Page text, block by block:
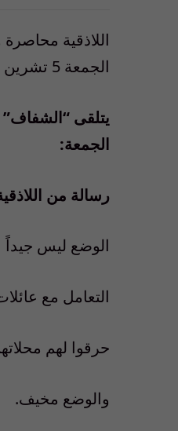
اللاذقية
الجمعة 5 تشرين الأول (أكتوبر) 2012
يتلقى “الشفاف”
الجمعة:
رسالة من
الوضع ليس جيداً
التعامل مع
حرقوا لهم
والوضع مخيف.